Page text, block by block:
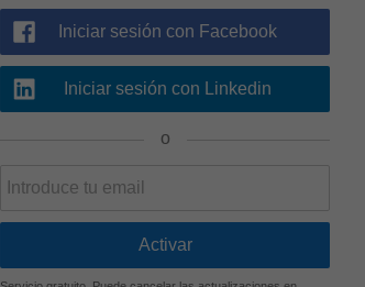
Iniciar sesión con Facebook
Iniciar sesión con Linkedin
o